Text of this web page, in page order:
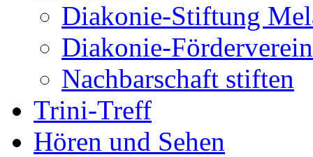
Diakonie-Stiftung
Diakonie-
Nachbarschaft stiften
Trini-Treff
Hören und Sehen